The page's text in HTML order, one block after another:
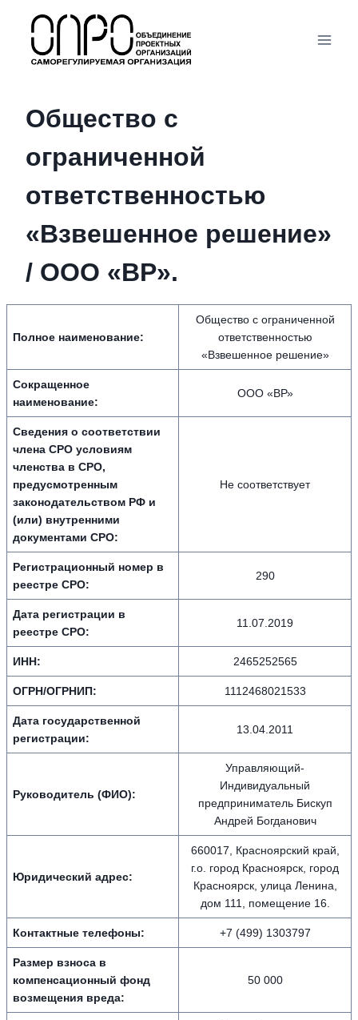
содержимому
Общество с
ограниченной
ответственностью
«Взвешенное решение»
/ ООО «ВР».
Полное наименование:
Общество с ограниченной
ответственностью
«Взвешенное решение»
Сокращенное
наименование:
ООО «ВР»
Сведения о соответствии
члена СРО условиям
членства в СРО,
предусмотренным
законодательством РФ и
(или) внутренними
документами СРО:
Не соответствует
Регистрационный номер в
реестре СРО:
290
Дата регистрации в
реестре СРО:
11.07.2019
ИНН: 2465252565
ОГРН/ОГРНИП: 1112468021533
Дата государственной
регистрации:
13.04.2011
Руководитель (ФИО):
Управляющий-
Индивидуальный
предприниматель Бискуп
Андрей Богданович
Юридический адрес:
660017, Красноярский край,
г.о. город Красноярск, город
Красноярск, улица Ленина,
дом 111, помещение 16.
Контактные телефоны: +7 (499) 1303797
Размер взноса в
компенсационный фонд
возмещения вреда:
50 000